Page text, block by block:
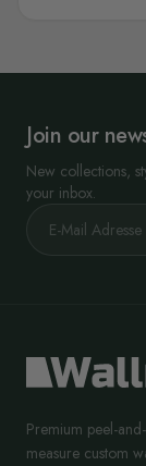
Join our
New collections,
your inbox.
Premium peel-
measure custom